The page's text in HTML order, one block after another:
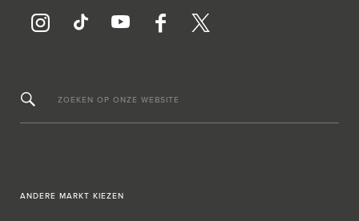
ZOEKEN OP ONZE WEBSITE
ANDERE MARKT KIEZEN